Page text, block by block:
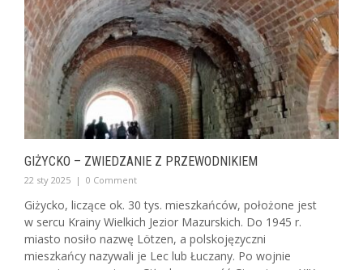
GIŻYCKO – ZWIEDZANIE Z PRZEWODNIKIEM
22 sty 2025 | 0 Comment
Giżycko, liczące ok. 30 tys. mieszkańców, położone jest
w sercu Krainy Wielkich Jezior Mazurskich. Do 1945 r.
miasto nosiło nazwę Lötzen, a polskojęzyczni
mieszkańcy nazywali je Lec lub Łuczany. Po wojnie